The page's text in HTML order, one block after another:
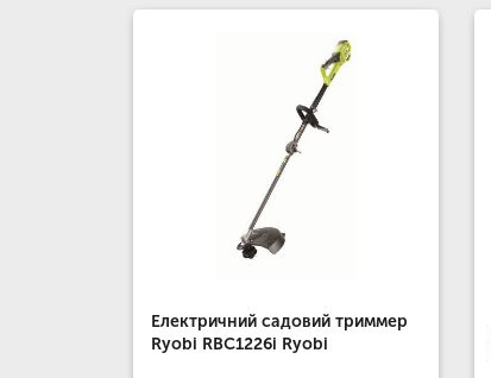
Електричний садовий триммер
Ryobi RBC1226i Ryobi